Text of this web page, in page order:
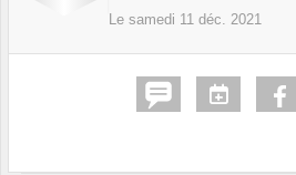
Le samedi 11 déc. 2021